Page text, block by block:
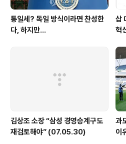
통일세? 독일 방식이라면 찬성한
다, 하지만...
삽
혁
김상조 소장 “삼성 경영승계구도
재검토해야” (07.05.30)
과
이